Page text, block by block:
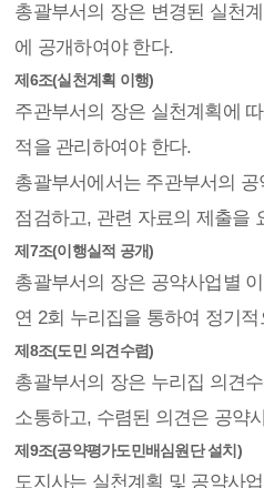
총괄부서의 장은 변경된 실천
에 공개하여야 한다.
제6조(실천계획 이행)
주관부서의 장은 실천계획에
적을 관리하여야 한다.
총괄부서에서는 주관부서의
점검하고, 관련 자료의 제출을
제7조(이행실적 공개)
총괄부서의 장은 공약사업별
연 2회 누리집을 통하여 정기
제8조(도민 의견수렴)
총괄부서의 장은 누리집 의견
소통하고, 수렴된 의견은 공약
제9조(공약평가도민배심원단 설치)
도지사는 실천계획 및 공약사